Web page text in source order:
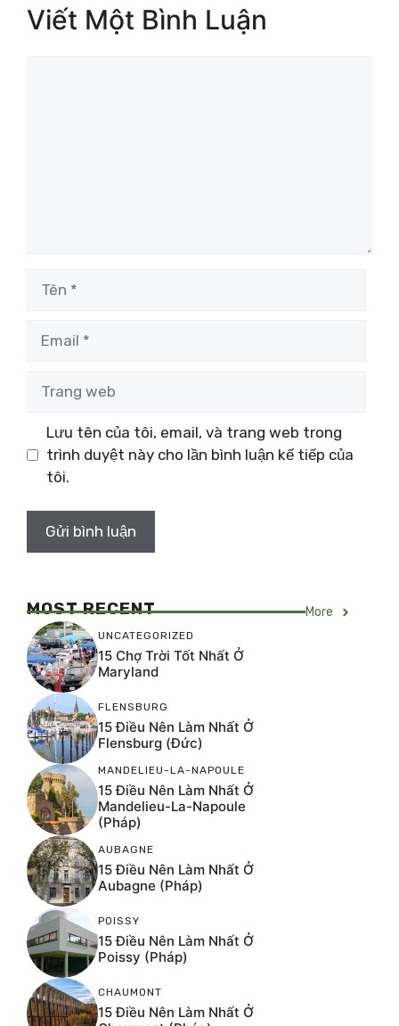
Viết Một Bình Luận
web
Lưu tên của tôi, email, và trang web trong
trình duyệt này cho lần bình luận kế tiếp của
tôi.
MOST RECENT More
UNCATEGORIZED
15 Chợ Trời Tốt Nhất Ở
Maryland
FLENSBURG
15 Điều Nên Làm Nhất Ở
Flensburg (Đức)
MANDELIEU-LA-NAPOULE
15 Điều Nên Làm Nhất Ở
Mandelieu-La-Napoule
(Pháp)
AUBAGNE
15 Điều Nên Làm Nhất Ở
Aubagne (Pháp)
POISSY
15 Điều Nên Làm Nhất Ở
Poissy (Pháp)
CHAUMONT
15 Điều Nên Làm Nhất Ở